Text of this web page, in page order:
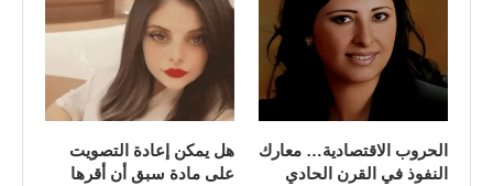
الحروب الاقتصادية… معارك
النفوذ في القرن الحادي
هل يمكن إعادة التصويت
على مادة سبق أن أقرها